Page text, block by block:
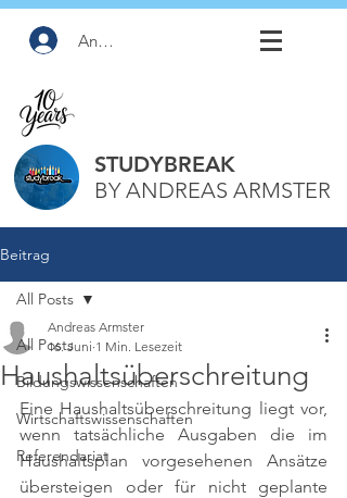
Anmelden
STUDYBREAK
BY ANDREAS ARMSTER
Beitrag
All Posts
Bildungswissenschaften
Wirtschaftswissenschaften
Referendariat
All Posts
Haushaltsüberschreitung
Andreas Armster
16. Juni 1 Min. Lesezeit
Eine Haushaltsüberschreitung liegt vor,
wenn tatsächliche Ausgaben die im
Haushaltsplan vorgesehenen Ansätze
übersteigen oder für nicht geplante